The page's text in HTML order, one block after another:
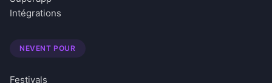
Intégrations
NEVENT POUR
Festivals